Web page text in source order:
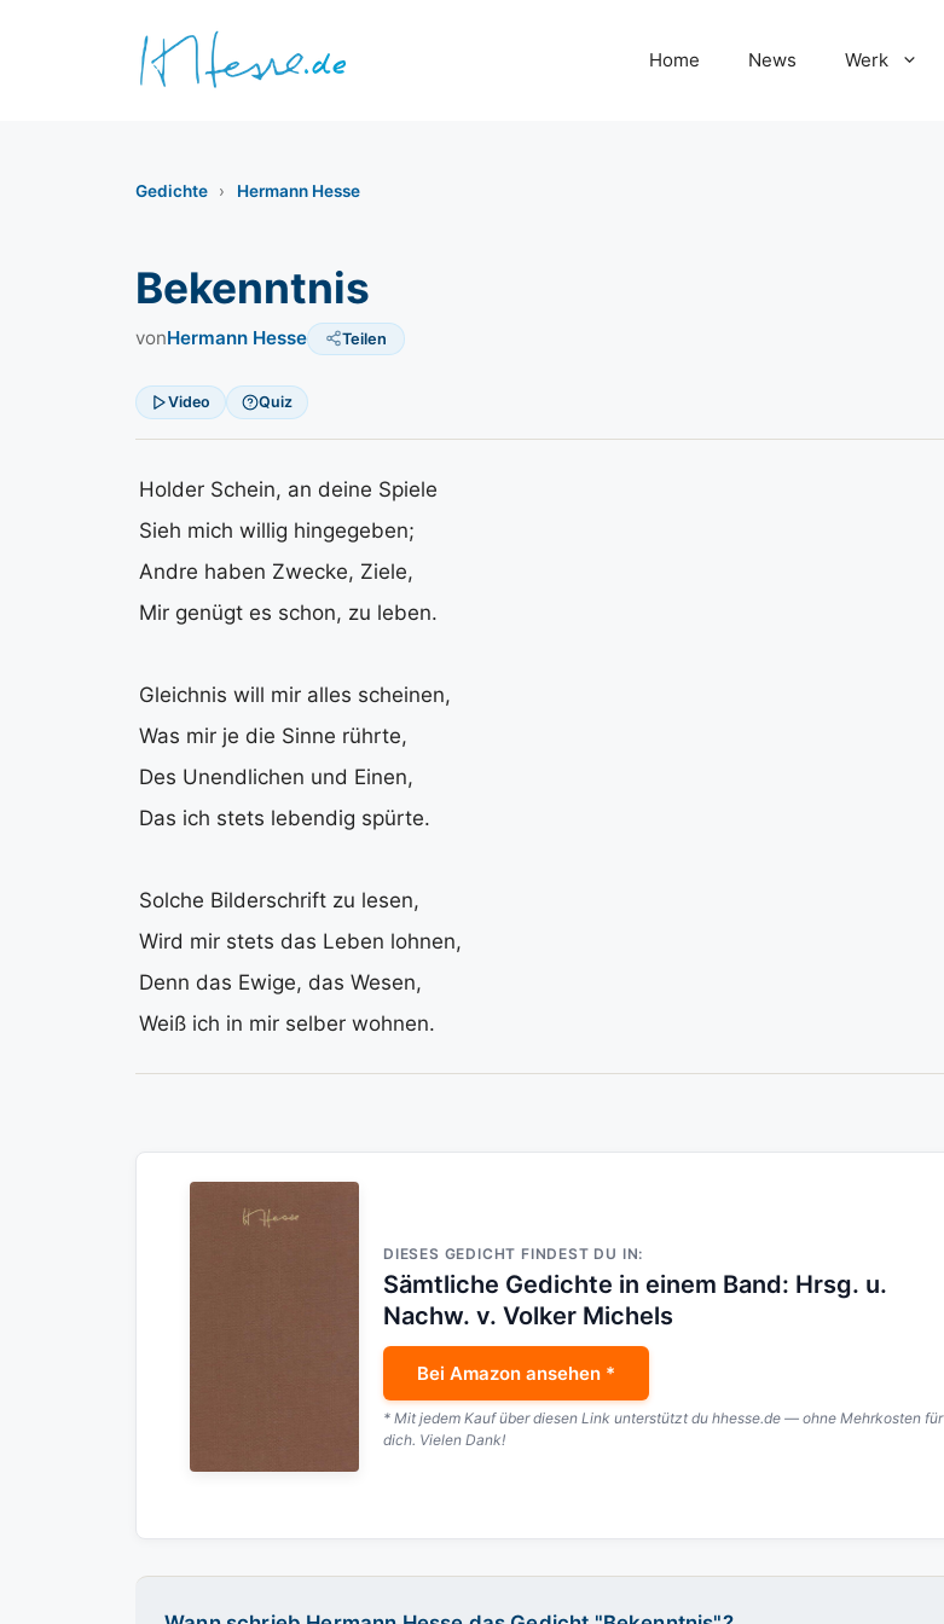
Home News Werk
Gedichte › Hermann Hesse
Bekenntnis
vonHermann Hesse Teilen
Video Quiz
Holder Schein, an deine Spiele
Sieh mich willig hingegeben;
Andre haben Zwecke, Ziele,
Mir genügt es schon, zu leben.
Gleichnis will mir alles scheinen,
Was mir je die Sinne rührte,
Des Unendlichen und Einen,
Das ich stets lebendig spürte.
Solche Bilderschrift zu lesen,
Wird mir stets das Leben lohnen,
Denn das Ewige, das Wesen,
Weiß ich in mir selber wohnen.
DIESES GEDICHT FINDEST DU IN:
Sämtliche Gedichte in einem Band: Hrsg. u.
Nachw. v. Volker Michels
Bei Amazon ansehen *
* Mit jedem Kauf über diesen Link unterstützt du hhesse.de — ohne Mehrkosten für
dich. Vielen Dank!